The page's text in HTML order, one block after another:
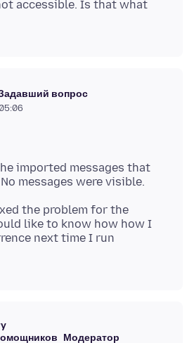
accessible. Is that what
вопрос
imported messages that
the problem for the
like to know how how I
next time I run
Модератор